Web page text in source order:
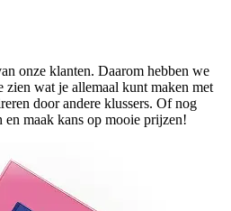
onze klanten. Daarom hebben we
wat je allemaal kunt maken met
door andere klussers. Of nog
en maak kans op mooie prijzen!